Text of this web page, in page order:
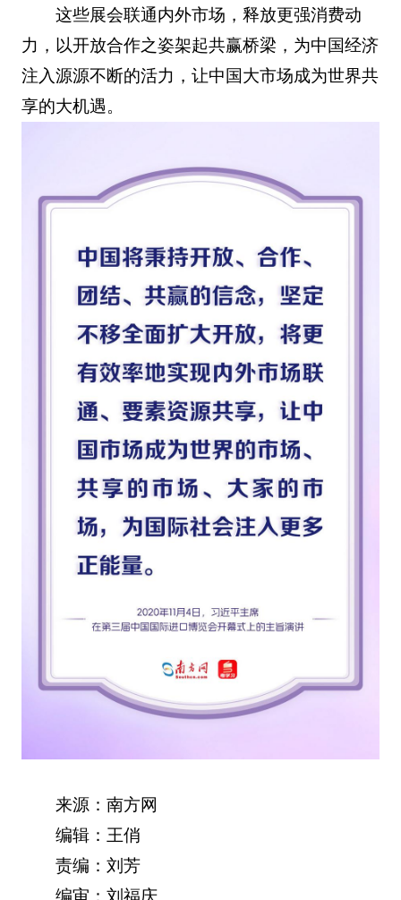
这些展会联通内外市场，释放更强消费动
力，以开放合作之姿架起共赢桥梁，为中国经济
注入源源不断的活力，让中国大市场成为世界共
享的大机遇。
来源：南方网
编辑：王俏
责编：刘芳
编审：刘福庆